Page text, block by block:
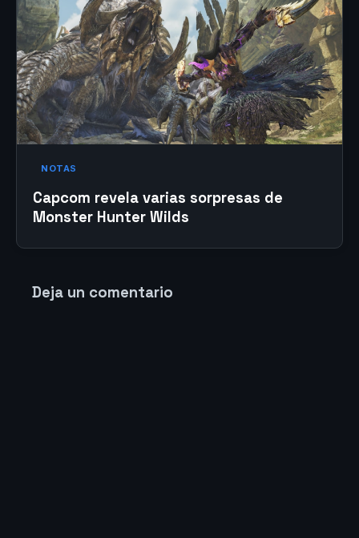
NOTAS
Capcom revela varias sorpresas de
Monster Hunter Wilds
Deja un comentario